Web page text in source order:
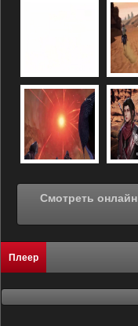
Смотреть онлайн Основа меча (2023) в хорошем
Плеер